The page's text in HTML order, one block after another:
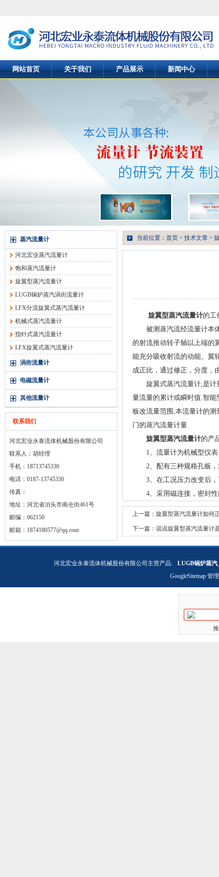
网站首页 关于我们 产品展示 新闻中心
蒸汽流量计
河北宏业蒸汽流量计
饱和蒸汽流量计
旋翼型蒸汽流量计
LUGB锅炉蒸汽涡街流量计
LFX分流旋翼式蒸汽流量计
机械式蒸汽流量计
指针式蒸汽流量计
LFX旋翼式蒸汽流量计
涡街流量计
电磁流量计
其他流量计
联系我们
河北宏业永泰流体机械股份有限公司
联系人：胡经理
手机：18713745330
电话：0187-13745330
传真：
地址：河北省泊头市南仓街461号
邮编：062150
邮箱： 1874180577@qq.com
当前位置： 首页 > 技术文章 >
旋翼型蒸汽流量计的工
被测蒸汽流经流量计本体
的射流推动转子轴以上端的
能充分吸收射流的动能。翼
成正比，通过修正，分度，
旋翼式蒸汽流量计,是计量
量流量的累计或瞬时值.智
板改流量范围,本流量计的
门的蒸汽流量计量
旋翼型蒸汽流量计的产
1、流量计为机械型仪表
2、配有三种规格孔板，
3、在工况压力改变后，
4、采用磁连接，密封性
上一篇： 旋翼型蒸汽流量计如何
下一篇： 说说旋翼型蒸汽流量计
河北宏业永泰流体机械股份有限公司主营产品:
LUGB锅炉蒸
GoogleSitemap 管